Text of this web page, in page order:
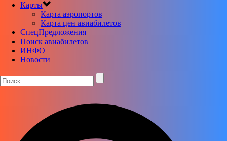
Карты
Карта аэропортов
Карта цен авиабилетов
CпецПредложения
Поиск авиабилетов
ИНФО
Новости